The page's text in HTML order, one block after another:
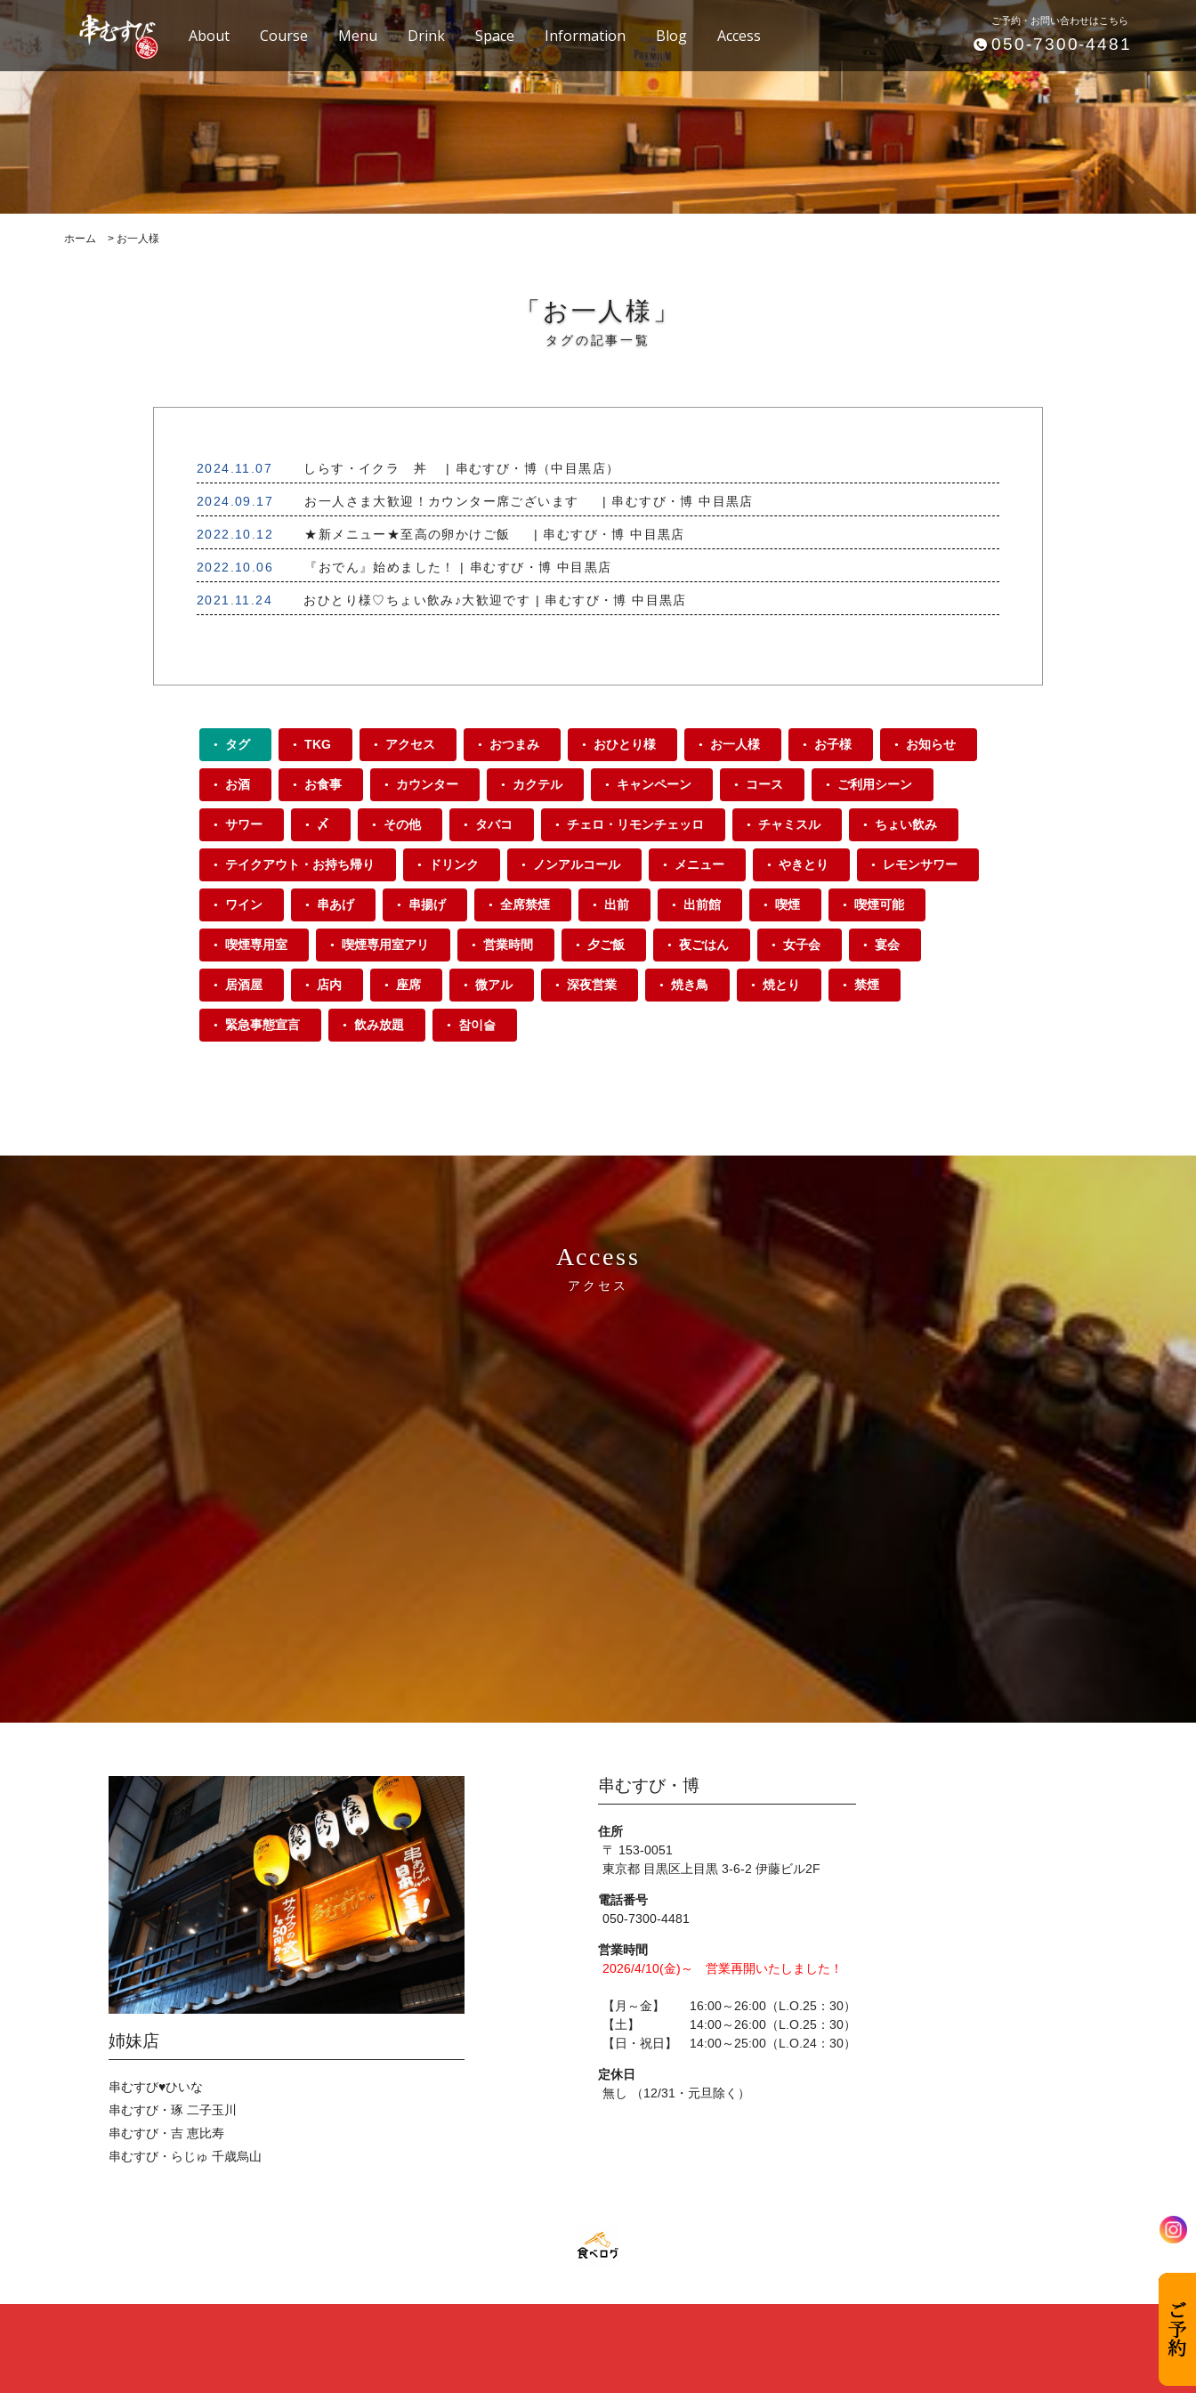
About Course Menu Drink Space Information Blog Access
ご予約・お問い合わせはこちら
050-7300-4481
ホーム > お一人様
「お一人様」
タグの記事一覧
2024.11.07 しらす・イクラ 丼 | 串むすび・博（中目黒店）
2024.09.17 お一人さま大歓迎！カウンター席ございます | 串むすび・博 中目黒店
2022.10.12 ★新メニュー★至高の卵かけご飯 | 串むすび・博 中目黒店
2022.10.06 『おでん』始めました！ | 串むすび・博 中目黒店
2021.11.24 おひとり様♡ちょい飲み♪大歓迎です | 串むすび・博 中目黒店
タグ TKG アクセス おつまみ おひとり様 お一人様 お子様 お知らせ
お酒 お食事 カウンター カクテル キャンペーン コース ご利用シーン
サワー 〆 その他 タバコ チェロ・リモンチェッロ チャミスル ちょい飲み
テイクアウト・お持ち帰り ドリンク ノンアルコール メニュー やきとり レモンサワー
ワイン 串あげ 串揚げ 全席禁煙 出前 出前館 喫煙 喫煙可能
喫煙専用室 喫煙専用室アリ 営業時間 夕ご飯 夜ごはん 女子会 宴会
居酒屋 店内 座席 微アル 深夜営業 焼き鳥 焼とり 禁煙
緊急事態宣言 飲み放題 참이슬
Access
アクセス
姉妹店
串むすび♥ひいな
串むすび・琢 二子玉川
串むすび・吉 恵比寿
串むすび・らじゅ 千歳烏山
串むすび・博
住所
〒 153-0051
東京都 目黒区上目黒 3-6-2 伊藤ビル2F
電話番号
050-7300-4481
営業時間
2026/4/10(金)～ 営業再開いたしました！
【月～金】 16:00～26:00（L.O.25：30）
【土】 14:00～26:00（L.O.25：30）
【日・祝日】 14:00～25:00（L.O.24：30）
定休日
無し （12/31・元旦除く）